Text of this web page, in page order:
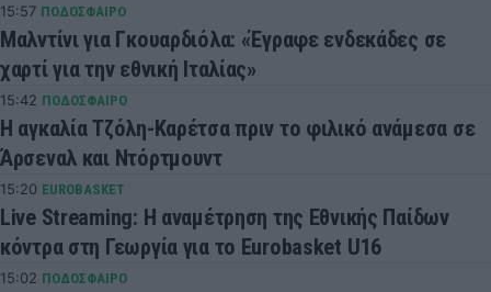
15:57 ΠΟΔΟΣΦΑΙΡΟ
Μαλντίνι για Γκουαρδιόλα: «Έγραφε ενδεκάδες σε
χαρτί για την εθνική Ιταλίας»
15:42 ΠΟΔΟΣΦΑΙΡΟ
Η αγκαλία Τζόλη-Καρέτσα πριν το φιλικό ανάμεσα σε
Άρσεναλ και Ντόρτμουντ
15:20 EUROBASKET
Live Streaming: Η αναμέτρηση της Εθνικής Παίδων
κόντρα στη Γεωργία για το Eurobasket U16
15:02 ΠΟΔΟΣΦΑΙΡΟ